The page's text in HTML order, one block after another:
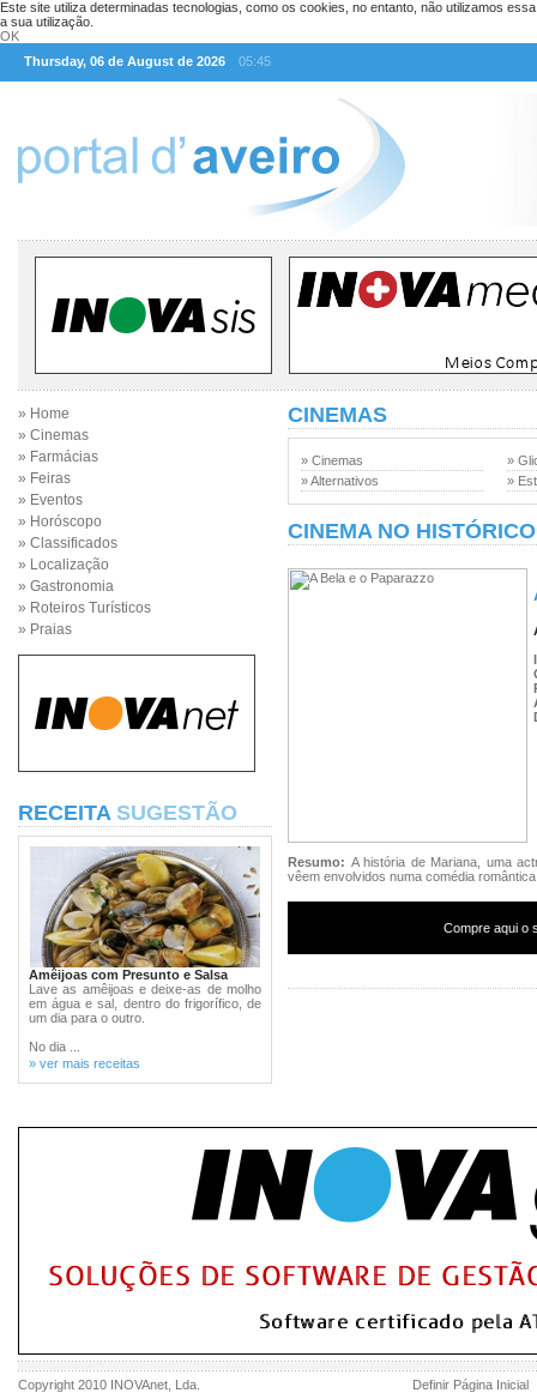
Este site utiliza determinadas tecnologias, como os cookies, no entanto, não utilizamos
a sua utilização.
OK
Thursday, 06 de August de 2026
05:45
» Home
» Cinemas
» Farmácias
» Feiras
» Eventos
» Horóscopo
» Classificados
» Localização
» Gastronomia
» Roteiros Turísticos
» Praias
RECEITA SUGESTÃO
Amêijoas com Presunto e Salsa
Lave as amêijoas e deixe-as de molho
em água e sal, dentro do frigorífico, de
um dia para o outro.
No dia ...
» ver mais receitas
CINEMAS
» Cinemas
» Alternativos
»
»
CINEMA NO HISTÓRICO
Resumo: A história de Mariana, uma
vêem envolvidos numa comédia
Compre aqui o
Copyright 2010 INOVAnet , Lda. Definir Página Inicial